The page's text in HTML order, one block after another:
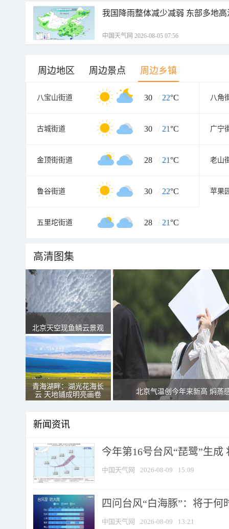
我国降雨整体减少减弱 东部多地
中国天气网 2026-08-05 07:56
周边地区 周边景点 周边乡镇
八宝山街道 30 / 22°C 八角
古城街道 30 / 21°C 广宁
金顶街街道 28 / 21°C 老山
鲁谷街道 30 / 22°C 苹果
五里坨街道 28 / 21°C
高清图集
北京天空现鱼鳞云景观
青海湖畔：湖光花海长
云 天地铺成明亮画卷
北京气温创今年来新高 焖蒸
新闻资讯
今年第16号台风“琵鹭”生
中国天气网 2026-08-09 15:09
四问台风“白海豚”：将于
中国天气网 2026-08-09 13:21